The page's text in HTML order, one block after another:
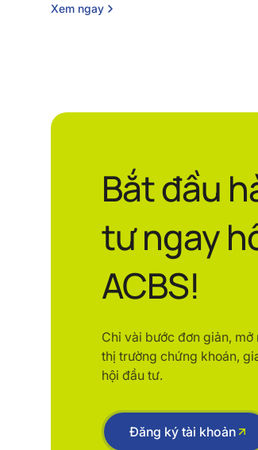
Xem ngay
Bắt đầu
tư ngay
ACBS!
Chỉ vài bước đơn giản,
thị trường chứng khoán,
hội đầu tư.
Đăng ký tài khoản